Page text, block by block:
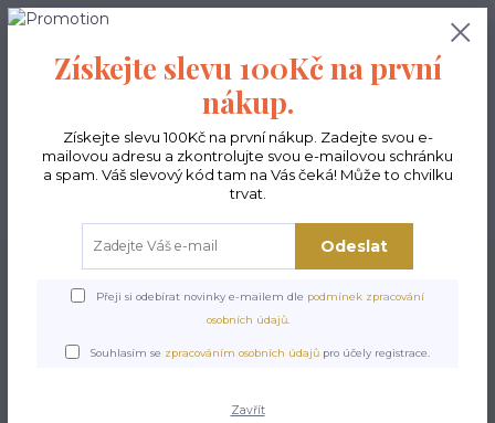
0,00 Kč
Kabelky ekologické Kabelky střední
Kabelka Funky Dhalia
Získejte slevu 100Kč na první
nákup.
Získejte slevu 100Kč na první nákup. Zadejte svou e-
mailovou adresu a zkontrolujte svou e-mailovou schránku
a spam. Váš slevový kód tam na Vás čeká! Může to chvilku
trvat.
Odeslat
Přeji si odebírat novinky e-mailem dle podmínek zpracování
osobních údajů.
Souhlasím se zpracováním osobních údajů pro účely registrace.
Zavřít